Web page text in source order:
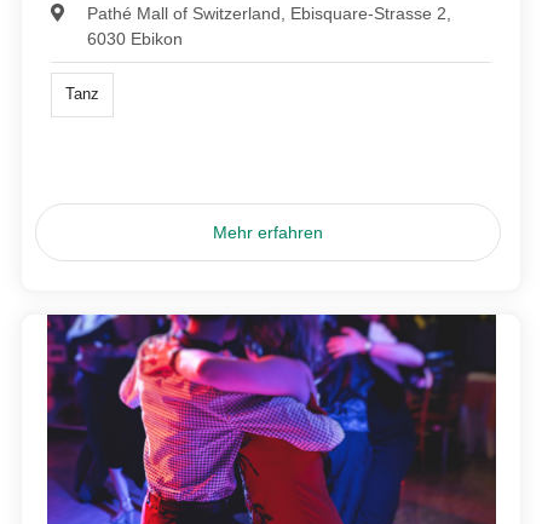
Pathé Mall of Switzerland, Ebisquare-Strasse 2,
6030 Ebikon
Tanz
Mehr erfahren